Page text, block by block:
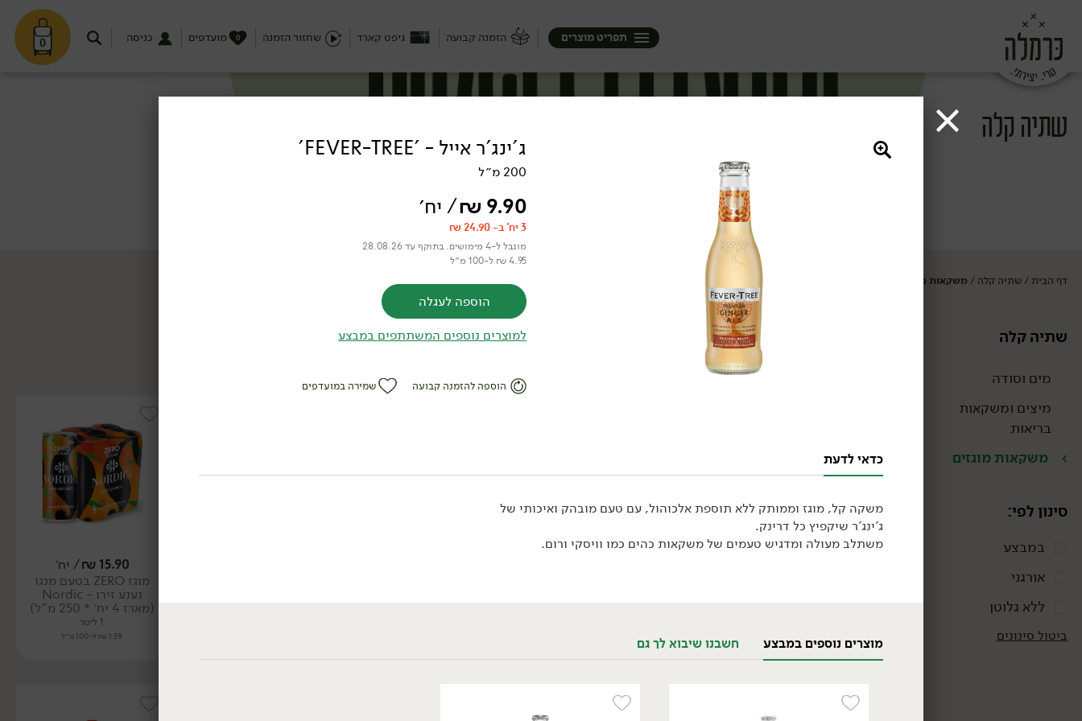
0 הזמנה קבועה גיפט קארד שחזור הזמנה מועדפים 0 כניסה תפריט מוצרים
שתיה קלה
דף הבית /שתיה קלה / משקאות מוגזים
שתיה קלה
מים וסודה
מיצים ומשקאות
בריאות
משקאות מוגזים
סינון לפי:
במבצע
אורגני
ללא גלוטן
ביטול סינונים
משקאות מוגזים
15.90
₪/ יח׳
מוגז ZERO בטעם מנגו
נענע זירו - Nordic
(מארז 4 יח׳ * 250 מ"ל)
1 ליטר
1.59 ₪ ל-100 מ״ל
ג'ינג'ר אייל - 'FEVER-TREE'
200 מ״ל
9.90
₪/ יח׳
3 יח' ב- 24.90 ₪
מוגבל ל-4 מימושים. בתוקף עד 28.08.26
4.95 ₪ ל-100 מ״ל
הוספה לעגלה
למוצרים נוספים המשתתפים במבצע
הוספה להזמנה קבועה שמירה במועדפים
כדאי לדעת
משקה קל, מוגז וממותק ללא תוספת אלכוהול, עם טעם מובהק ואיכותי של
ג'ינג'ר שיקפיץ כל דרינק.
משתלב מעולה ומדגיש טעמים של משקאות כהים כמו וויסקי ורום.
מוצרים נוספים במבצע חשבנו שיבוא לך גם